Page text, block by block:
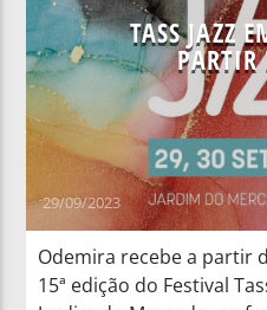
TASS JAZZ
PARTIR
29/09/2023
Odemira recebe a partir
15ª edição do Festival